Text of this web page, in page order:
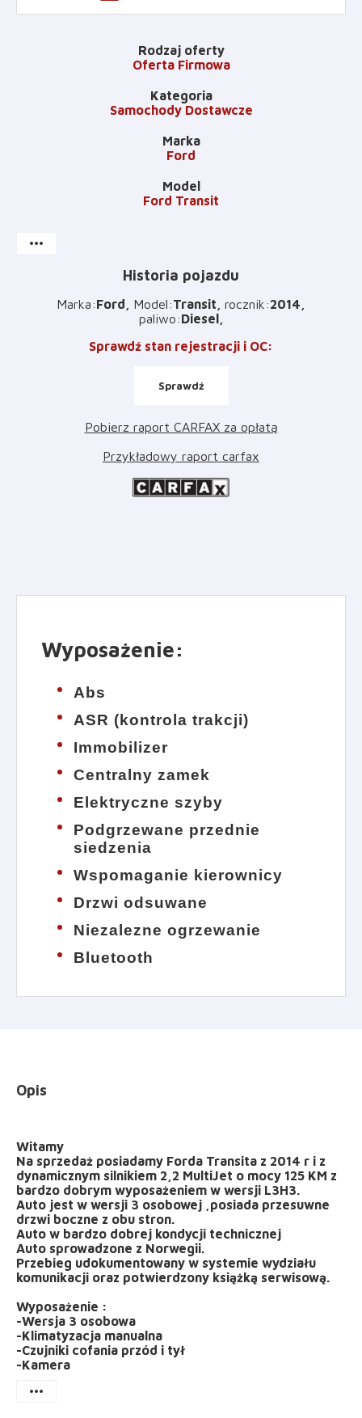
Rodzaj oferty
Oferta Firmowa
Kategoria
Samochody Dostawcze
Marka
Ford
Model
Ford Transit
more_horiz
Historia pojazdu
Marka:Ford Model:Transit rocznik:2014
paliwo:Diesel
Sprawdź stan rejestracji i OC:
Sprawdź
Pobierz raport CARFAX za opłatą
Przykładowy raport carfax
Wyposażenie:
Abs
ASR (kontrola trakcji)
Immobilizer
Centralny zamek
Elektryczne szyby
Podgrzewane przednie
siedzenia
Wspomaganie kierownicy
Drzwi odsuwane
Niezalezne ogrzewanie
Bluetooth
Opis
Witamy
Na sprzedaż posiadamy Forda Transita z 2014 r i z
dynamicznym silnikiem 2,2 MultiJet o mocy 125 KM z
bardzo dobrym wyposażeniem w wersji L3H3.
Auto jest w wersji 3 osobowej ,posiada przesuwne
drzwi boczne z obu stron.
Auto w bardzo dobrej kondycji technicznej
Auto sprowadzone z Norwegii.
Przebieg udokumentowany w systemie wydziału
komunikacji oraz potwierdzony książką serwisową.
Wyposażenie :
-Wersja 3 osobowa
-Klimatyzacja manualna
-Czujniki cofania przód i tył
-Kamera
more_horiz